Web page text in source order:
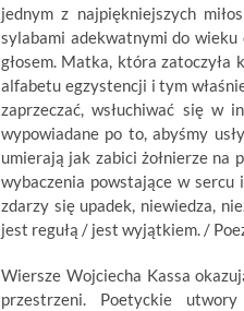
jednym z najpiękniejszych
sylabami adekwatnymi do
głosem. Matka, która zatoczyła
alfabetu egzystencji i tym
zaprzeczać, wsłuchiwać się w
wypowiadane po to, abyśmy
umierają jak zabici żołnierze na
wybaczenia powstające w
zdarzy się upadek, niewiedza,
jest regułą / jest wyjątkiem. /
Wiersze Wojciecha Kassa
przestrzeni. Poetyckie